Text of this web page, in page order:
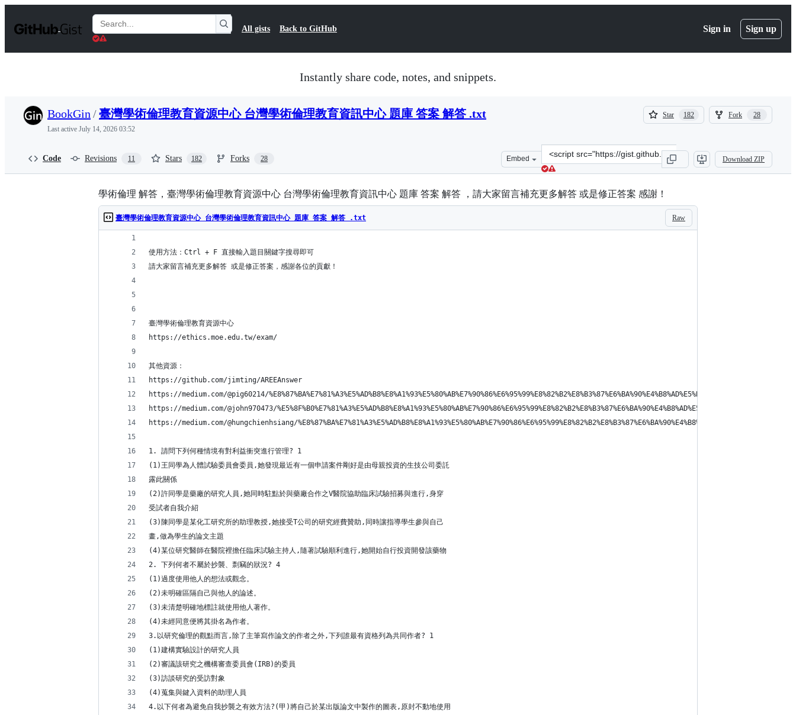
t
Search
Gists
All gists Back to GitHub Sign in Sign up
Instantly share code, notes, and snippets.
BookGin /臺灣學術倫理教育資源中心 台灣學術倫理教育資訊中心 題庫 答案 解答 .txt
Last active July 14, 2026 03:52
Star 182
182
Fork 28
28
Code Revisions 11 Stars 182 Forks 28 Embed
Clone
this
repository
at
&lt;script
src=&quot;https://gist.github.com/BookGin/
Download ZIP
學術倫理 解答，臺灣學術倫理教育資源中心 台灣學術倫理教育資訊中心 題庫 答案 解答 ，請大家留言補充更多解答 或是修正答案 感謝！
Raw
臺灣學術倫理教育資源中心 台灣學術倫理教育資訊中心 題庫 答案 解答 .txt
使用方法：Ctrl + F 直接輸入題目關鍵字搜尋即可
請大家留言補充更多解答 或是修正答案，感謝各位的貢獻！
臺灣學術倫理教育資源中心
https://ethics.moe.edu.tw/exam/
其他資源：
https://github.com/jimting/AREEAnswer
https://medium.com/@pig60214/
https://medium.com/@john970473/
https://medium.com/@hungchienhsiang/%E8%87%BA%E7%81%A3%E5%AD%B8%E8%A1%93%E5%80%AB%E7%90%86%E6%95%99%E8%82%B2%E8%B3%87%E6%BA%90%E4%B8%AD%E5%BF%83-
1. 請問下列何種情境有對利益衝突進行管理? 1
(1)王同學為人體試驗委員會委員,她發現最近有一個申請案件剛好是由母親投資的生技公司委託
露此關係
(2)許同學是藥廠的研究人員,她同時駐點於與藥廠合作之V醫院協助臨床試驗招募與進行,身穿
受試者自我介紹
(3)陳同學是某化工研究所的助理教授,她接受T公司的研究經費贊助,同時讓指導學生參與自己
畫,做為學生的論文主題
(4)某位研究醫師在醫院裡擔任臨床試驗主持人,隨著試驗順利進行,她開始自行投資開發該藥物
2. 下列何者不屬於抄襲、剽竊的狀況? 4
(1)過度使用他人的想法或觀念。
(2)未明確區隔自己與他人的論述。
(3)未清楚明確地標註就使用他人著作。
(4)未經同意便將其掛名為作者。
3.以研究倫理的觀點而言,除了主筆寫作論文的作者之外,下列誰最有資格列為共同作者? 1
(1)建構實驗設計的研究人員
(2)審議該研究之機構審查委員會(IRB)的委員
(3)訪談研究的受訪對象
(4)蒐集與鍵入資料的助理人員
4.以下何者為避免自我抄襲之有效方法?(甲)將自己於某出版論文中製作的圖表,原封不動地使用